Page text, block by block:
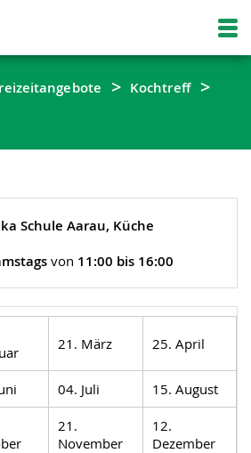
Kochtreff
Schule Aarau, Küche
von 11:00 bis 16:00
21. März 25. April
04. Juli 15. August
21.
November
12.
Dezember